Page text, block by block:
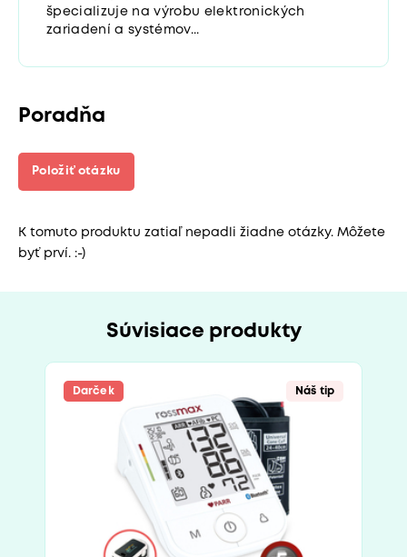
špecializuje na výrobu elektronických
zariadení a systémov...
Poradňa
Položiť otázku
K tomuto produktu zatiaľ nepadli žiadne otázky. Môžete
byť prví. :-)
Súvisiace produkty
Darček Náš tip